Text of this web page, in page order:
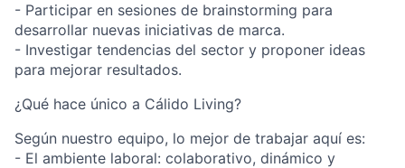
- Participar en sesiones de brainstorming para
desarrollar nuevas iniciativas de marca.
- Investigar tendencias del sector y proponer ideas
para mejorar resultados.
¿Qué hace único a Cálido Living?
Según nuestro equipo, lo mejor de trabajar aquí es:
- El ambiente laboral: colaborativo, dinámico y